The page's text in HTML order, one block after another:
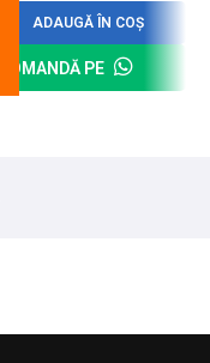
ADAUGĂ ÎN COȘ
COMANDĂ PE